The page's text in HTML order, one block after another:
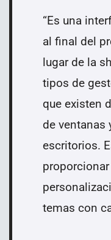
“Es una
al final del
lugar de la
tipos de
que existen
de ventanas
escritorios.
temas con